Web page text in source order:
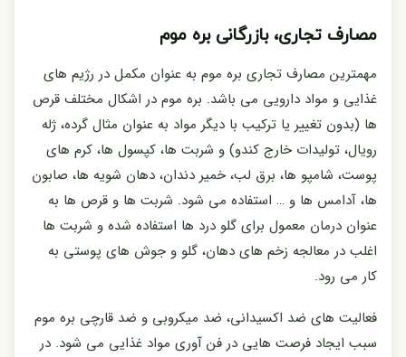
مصارف تجاری، بازرگانی بره موم
مهمترین مصارف تجاری بره موم به عنوان مکمل در رژیم های
غذایی و مواد دارویی می باشد. بره موم در اشکال مختلف قرص
ها (بدون تغییر یا ترکیب با دیگر مواد به عنوان مثال گرده، ژله
رویال، تولیدات خارج کندو) و شربت ها، کپسول ها، کرم های
پوست، شامپو ها، برق لب، خمیر دندان، دهان شویه ها، صابون
ها، آدامس ها و … استفاده می شود. شربت ها و قرص ها به
عنوان درمان معمول برای گلو درد ها استفاده شده و شربت ها
اغلب در معالجه زخم های دهان، گلو و جوش های پوستی به
کار می رود.
فعالیت های ضد اکسیدانی، ضد میکروبی و ضد قارچی بره موم
سبب ایجاد فرصت هایی در فن آوری مواد غذایی می شود. در